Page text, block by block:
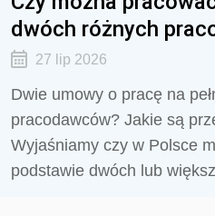
dwóch różnych
27 lip 2026
Dwie umowy o pracę na
pracodawców? Jakie są
Wyjaśniamy czy w Polsce
podstawie dwóch lub